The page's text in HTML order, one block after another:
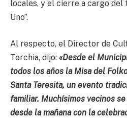
locales, y el cierre a cargo
Uno”.
Al respecto, el Director de
Torchia, dijo: «Desde el
todos los años la Misa del
Santa Teresita, un evento
familiar. Muchísimos vecinos
desde la mañana con la